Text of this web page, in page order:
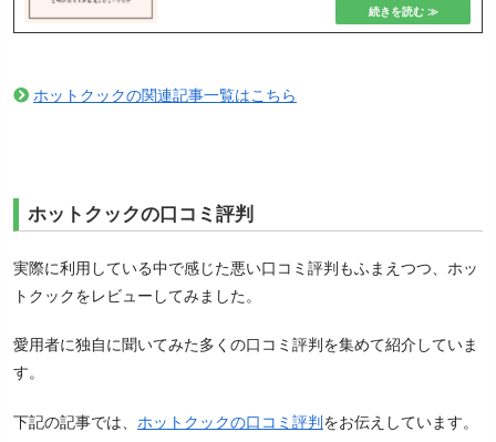
ホットクックの関連記事一覧はこちら
ホットクックの口コミ評判
実際に利用している中で感じた悪い口コミ評判もふまえつつ、ホッ
トクックをレビューしてみました。
愛用者に独自に聞いてみた多くの口コミ評判を集めて紹介していま
す。
下記の記事では、 ホットクックの口コミ評判 をお伝えしています。